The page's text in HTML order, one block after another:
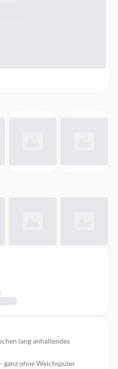
lang anhaltendes
ganz ohne Weichspüler